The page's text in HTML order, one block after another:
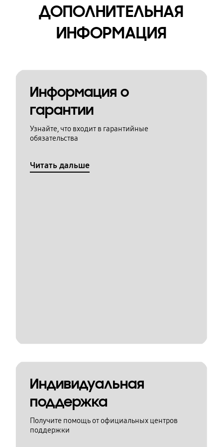
ДОПОЛНИТЕЛЬНАЯ
ИНФОРМАЦИЯ
Информация о
гарантии
Узнайте, что входит в гарантийные
обязательства
Читать дальше
Индивидуальная
поддержка
Получите помощь от официальных центров
поддержки